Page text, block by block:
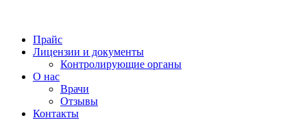
Прайс
Лицензии и документы
Контролирующие органы
О нас
Врачи
Отзывы
Контакты